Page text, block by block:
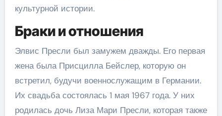
культурной истории.
Браки и отношения
Элвис Пресли был замужем дважды. Его первая
жена была Присцилла Бейслер, которую он
встретил, будучи военнослужащим в Германии.
Их свадьба состоялась 1 мая 1967 года. У них
родилась дочь Лиза Мари Пресли, которая также